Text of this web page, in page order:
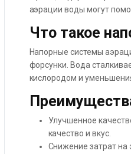
аэрации воды могут
Что такое
Напорные системы
форсунки. Вода
кислородом и
Улучшенное
качество и вкус.
Снижение затрат